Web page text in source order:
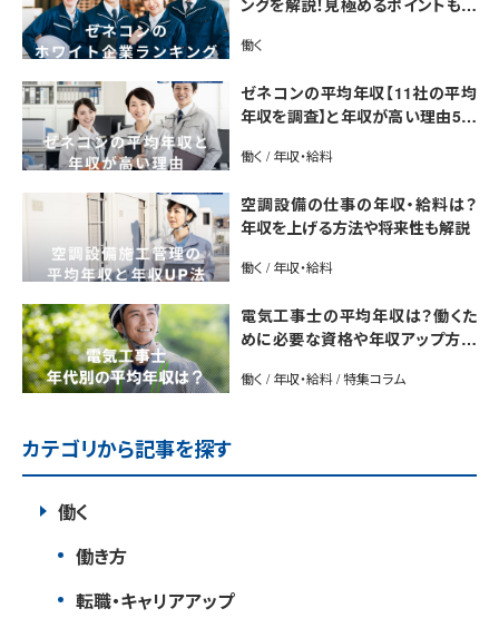
ングを解説！見極めるポイントも紹
働く
ゼネコンの平均年収【11社の平均
年収を調査】と年収が高い理由5選
働く / 年収・給料
空調設備の仕事の年収・給料は？
年収を上げる方法や将来性も解説
働く / 年収・給料
電気工事士の平均年収は？働くた
めに必要な資格や年収アップ方法
働く / 年収・給料 / 特集コラム
カテゴリから記事を探す
働く
働き方
転職・キャリアアップ